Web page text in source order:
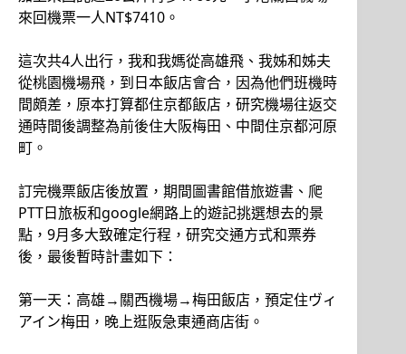
來回機票一人NT$7410。
這次共4人出行，我和我媽從高雄飛、我姊和姊夫
從桃園機場飛，到日本飯店會合，因為他們班機時
間頗差，原本打算都住京都飯店，研究機場往返交
通時間後調整為前後住大阪梅田、中間住京都河原
町。
訂完機票飯店後放置，期間圖書館借旅遊書、爬
PTT日旅板和google網路上的遊記挑選想去的景
點，9月多大致確定行程，研究交通方式和票券
後，最後暫時計畫如下：
第一天：高雄→關西機場→梅田飯店，預定住ヴィ
アイン梅田，晚上逛阪急東通商店街。